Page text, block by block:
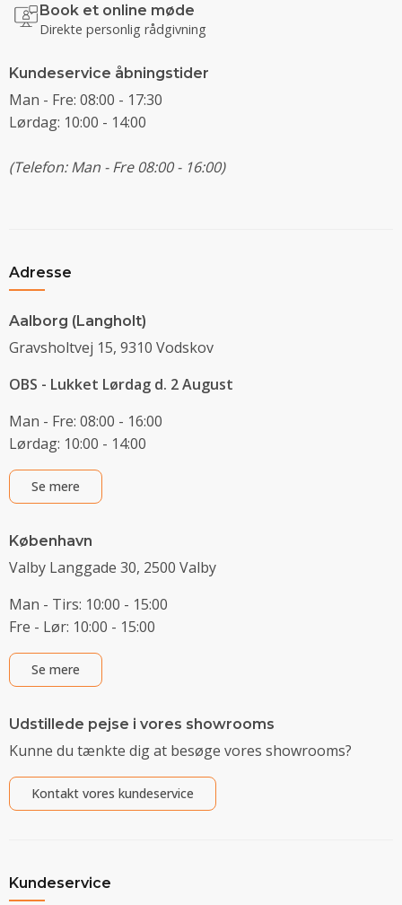
Book et online møde
Direkte personlig rådgivning
Kundeservice åbningstider
Man - Fre: 08:00 - 17:30
Lørdag: 10:00 - 14:00
(Telefon: Man - Fre 08:00 - 16:00)
Adresse
Aalborg (Langholt)
Gravsholtvej 15, 9310 Vodskov
OBS - Lukket Lørdag d. 2 August
Man - Fre: 08:00 - 16:00
Lørdag: 10:00 - 14:00
Se mere
København
Valby Langgade 30, 2500 Valby
Man - Tirs: 10:00 - 15:00
Fre - Lør: 10:00 - 15:00
Se mere
Udstillede pejse i vores showrooms
Kunne du tænkte dig at besøge vores showrooms?
Kontakt vores kundeservice
Kundeservice